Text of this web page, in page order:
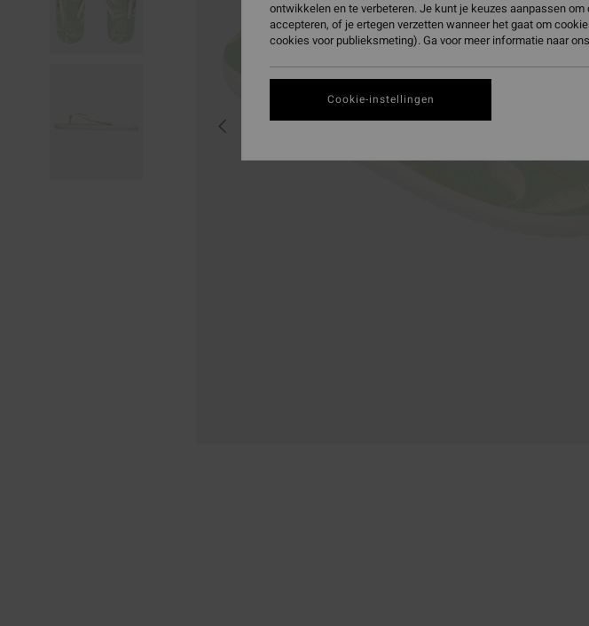
ontwikkelen en te verbeteren. Je kunt je keuzes aanpassen
accepteren, of je ertegen verzetten wanneer het gaat om
cookies voor publieksmeting). Ga voor meer informatie naar ons
Cookie-instellingen